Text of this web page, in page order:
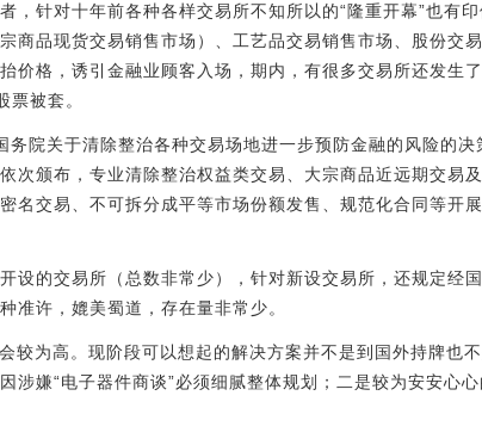
，针对十年前各种各样交易所不知所以的“隆重开幕”也有
商品现货交易销售市场）、工艺品交易销售市场、股份交
价格，诱引金融业顾客入场，期内，有很多交易所还发生
票被套。
院关于清除整治各种交易场地进一步预防金融的风险的
次颁布，专业清除整治权益类交易、大宗商品近远期交易
名交易、不可拆分成平等市场份额发售、规范化合同等开
设的交易所（总数非常少），针对新设交易所，还规定经
准许，媲美蜀道，存在量非常少。
较为高。现阶段可以想起的解决方案并不是到国外持牌也
涉嫌“电子器件商谈”必须细腻整体规划；二是较为安安心